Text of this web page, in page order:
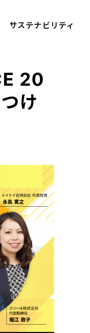
サステナビリティ
20
け